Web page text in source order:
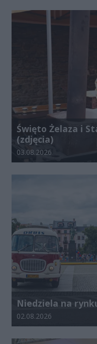
Święto Żelaza i
(zdjęcia)
Data dodania galerii:
03.08.2026
Niedziela na
Data dodania galerii:
02.08.2026